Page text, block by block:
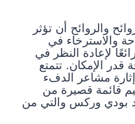
والروائح أن تؤثر
والاسترخاء في
لإعادة النظر في
الإمكان. تتمتع
مشاعر الدفء
قائمة قصيرة من
بودي وركس والتي من